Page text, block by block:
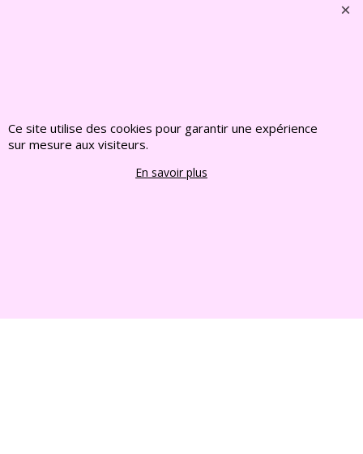
2022 FRANCE CHIOTS © Tous droits reserves
Boutique en ligne créés
Ce site utilise des cookies pour garantir une expérience
sur mesure aux visiteurs.
En savoir plus